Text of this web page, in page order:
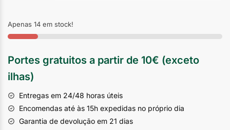
Apenas 14 em stock!
Portes gratuitos a partir de 10€ (exceto
ilhas)
Entregas em 24/48 horas úteis
Encomendas até às 15h expedidas no próprio dia
Garantia de devolução em 21 dias